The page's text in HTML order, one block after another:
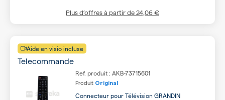
Plus d’offres à partir de24,06 €
Aide en visio incluse
Telecommande
Ref. produit : AKB-73715601
Produit Original
Connecteur pour Télévision GRANDIN